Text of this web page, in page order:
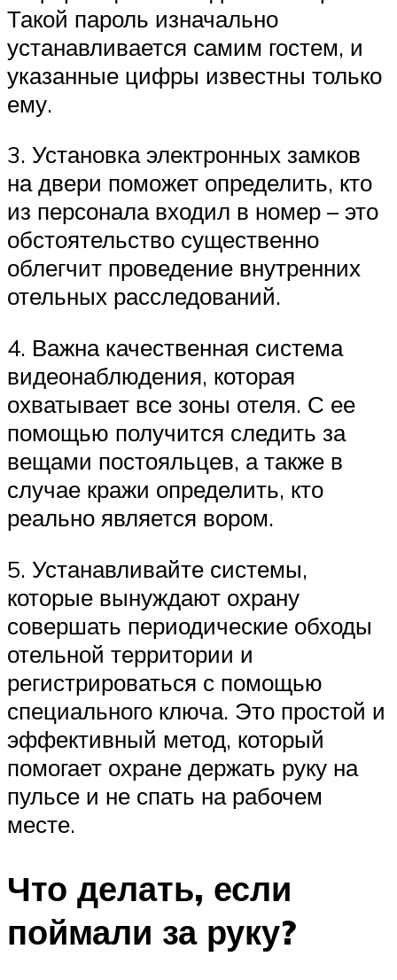
Такой пароль изначально
устанавливается самим гостем, и
указанные цифры известны только
ему.
3. Установка электронных замков
на двери поможет определить, кто
из персонала входил в номер – это
обстоятельство существенно
облегчит проведение внутренних
отельных расследований.
4. Важна качественная система
видеонаблюдения, которая
охватывает все зоны отеля. С ее
помощью получится следить за
вещами постояльцев, а также в
случае кражи определить, кто
реально является вором.
5. Устанавливайте системы,
которые вынуждают охрану
совершать периодические обходы
отельной территории и
регистрироваться с помощью
специального ключа. Это простой и
эффективный метод, который
помогает охране держать руку на
пульсе и не спать на рабочем
месте.
Что делать, если
поймали за руку?